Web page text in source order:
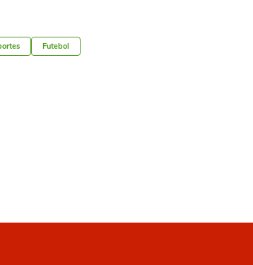
Futebol